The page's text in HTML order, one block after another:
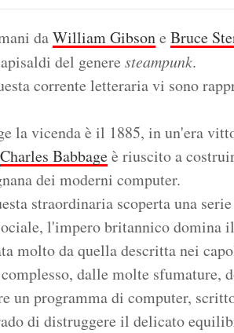
daWilliam Gibsone Bruce
del genere steampunk.
corrente letteraria vi sono
la vicenda è il 1885, in un'era
Charles Babbageè riuscito a
dei moderni computer.
straordinaria scoperta una
l'impero britannico domina
molto da quella descritta nei
dalle molte sfumature,
un programma di computer,
di distruggere il delicato